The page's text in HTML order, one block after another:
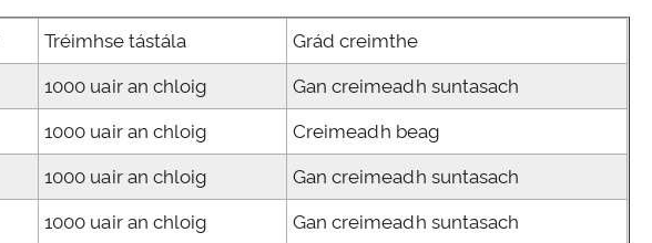
Tréimhse tástála Grád creimthe
1000 uair an chloig Gan creimeadh suntasach
1000 uair an chloig Creimeadh beag
1000 uair an chloig Gan creimeadh suntasach
1000 uair an chloig Gan creimeadh suntasach